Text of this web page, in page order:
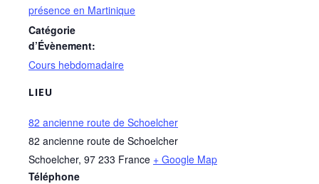
présence en Martinique
Catégorie
d’Évènement:
Cours hebdomadaire
LIEU
82 ancienne route de Schoelcher
82 ancienne route de Schoelcher
Schoelcher, 97 233 France + Google Map
Téléphone